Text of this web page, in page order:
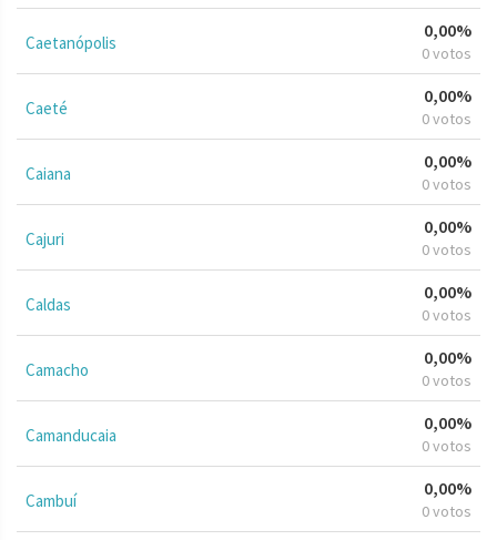
Caetanópolis
0,00%
0 votos
Caeté
0,00%
0 votos
Caiana
0,00%
0 votos
Cajuri
0,00%
0 votos
Caldas
0,00%
0 votos
Camacho
0,00%
0 votos
Camanducaia
0,00%
0 votos
Cambuí
0,00%
0 votos